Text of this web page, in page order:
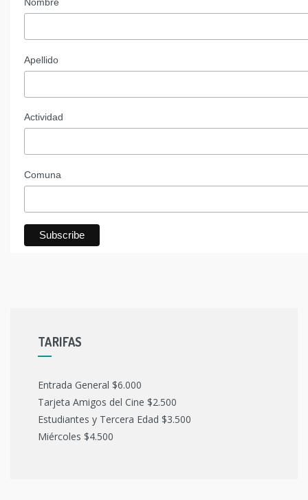
Apellido
Actividad
Comuna
TARIFAS
Entrada General $6.000
Tarjeta Amigos del Cine $2.500
Estudiantes y Tercera Edad $3.500
Miércoles $4.500